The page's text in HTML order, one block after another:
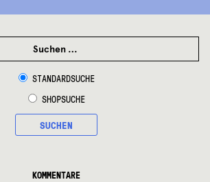
STANDARDSUCHE
SHOPSUCHE
SUCHEN
KOMMENTARE